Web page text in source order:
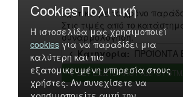
Σχετικά με το χρόνο
Στις τιμές από το
συναρμολόγηση.
Κατηγορία: ΠΡΟΪΟΝΤΑ
ΣΕΤ ΕΞΩΤΕΡΙΚΟΥ ΧΩΡΟΥ
Cookies Πολιτική
Η ιστοσελίδα μας χρησιμοποιεί
cookies για να παραδίδει μια
καλύτερη και πιο
εξατομικευμένη υπηρεσία στους
χρήστες. Αν συνεχίσετε να